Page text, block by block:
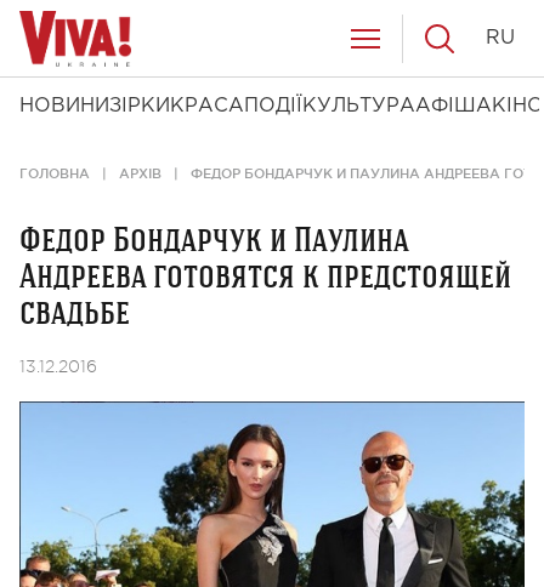
НОВИНИ ЗІРКИ КРАСА ПОДІЇ КУЛЬТУРААФІША КІНО
RU
ГОЛОВНА АРХІВ ФЕДОР БОНДАРЧУК И ПАУЛИНА АНДРЕЕВА
Федор Бондарчук и Паулина
Андреева готовятся к предстоящей
свадьбе
13.12.2016